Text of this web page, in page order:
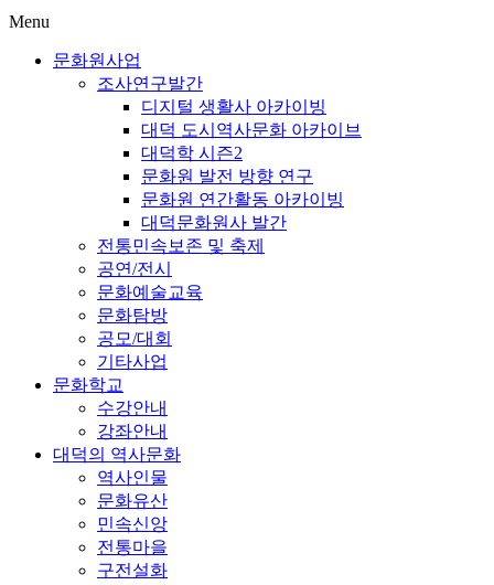
Menu
문화원사업
조사연구발간
디지털 생활사 아카이빙
대덕 도시역사문화 아카이브
대덕학 시즌2
문화원 발전 방향 연구
문화원 연간활동 아카이빙
대덕문화원사 발간
전통민속보존 및 축제
공연/전시
문화예술교육
문화탐방
공모/대회
기타사업
문화학교
수강안내
강좌안내
대덕의 역사문화
역사인물
문화유산
민속신앙
전통마을
구전설화